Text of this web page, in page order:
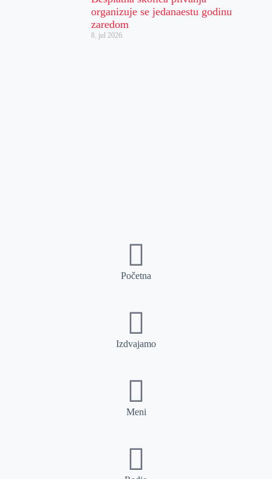
organizuje se jedanaestu godinu
zaredom
8. jul 2026.
Početna
Izdvajamo
Meni